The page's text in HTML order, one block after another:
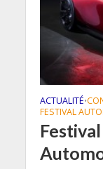
ACTUALITÉ•
FESTIVAL